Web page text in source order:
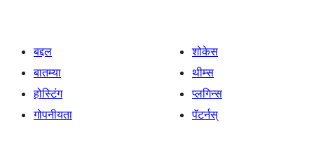
बद्दल
बातम्या
होस्टिंग
गोपनीयता
शोकेस
थीम्स
प्लगिन्स
पॅटर्नस्